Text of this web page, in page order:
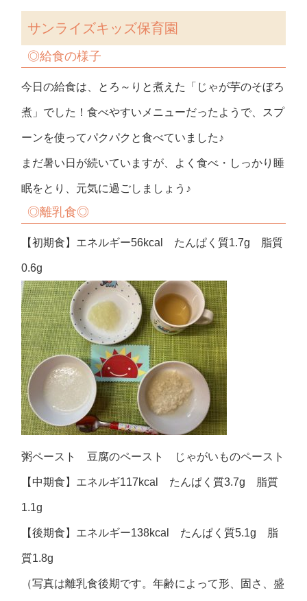
サンライズキッズ保育園
◎給食の様子
今日の給食は、とろ～りと煮えた「じゃが芋のそぼろ
煮」でした！食べやすいメニューだったようで、スプ
ーンを使ってパクパクと食べていました♪
まだ暑い日が続いていますが、よく食べ・しっかり睡
眠をとり、元気に過ごしましょう♪
◎離乳食◎
【初期食】エネルギー56kcal たんぱく質1.7g 脂質
0.6g
粥ペースト 豆腐のペースト じゃがいものペースト
【中期食】エネルギ117kcal たんぱく質3.7g 脂質
1.1g
【後期食】エネルギー138kcal たんぱく質5.1g 脂
質1.8g
（写真は離乳食後期です。年齢によって形、固さ、盛